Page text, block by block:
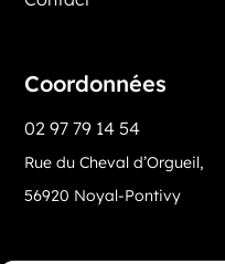
Coordonnées
02 97 79 14 54
Rue du Cheval d’Orgueil,
56920 Noyal-Pontivy